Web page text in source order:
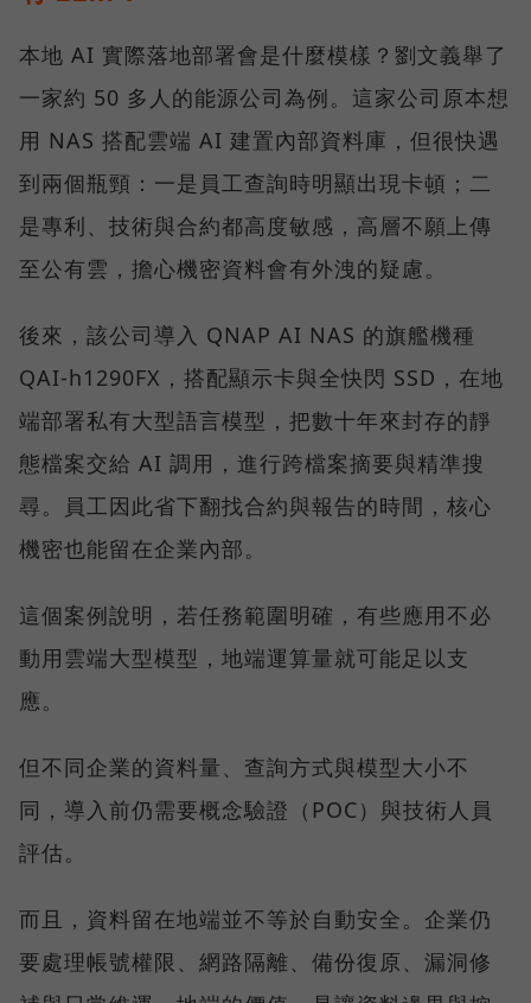
本地 AI 實際落地部署會是什麼模樣？劉文義舉了
一家約 50 多人的能源公司為例。這家公司原本想
用 NAS 搭配雲端 AI 建置內部資料庫，但很快遇
到兩個瓶頸：一是員工查詢時明顯出現卡頓；二
是專利、技術與合約都高度敏感，高層不願上傳
至公有雲，擔心機密資料會有外洩的疑慮。
後來，該公司導入 QNAP AI NAS 的旗艦機種
QAI-h1290FX，搭配顯示卡與全快閃 SSD，在地
端部署私有大型語言模型，把數十年來封存的靜
態檔案交給 AI 調用，進行跨檔案摘要與精準搜
尋。員工因此省下翻找合約與報告的時間，核心
機密也能留在企業內部。
這個案例說明，若任務範圍明確，有些應用不必
動用雲端大型模型，地端運算量就可能足以支
應。
但不同企業的資料量、查詢方式與模型大小不
同，導入前仍需要概念驗證（POC）與技術人員
評估。
而且，資料留在地端並不等於自動安全。企業仍
要處理帳號權限、網路隔離、備份復原、漏洞修